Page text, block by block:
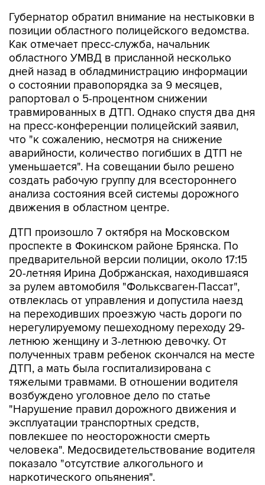
Губернатор обратил внимание на нестыковки в
позиции областного полицейского ведомства.
Как отмечает пресс-служба, начальник
областного УМВД в присланной несколько
дней назад в обладминистрацию информации
о состоянии правопорядка за 9 месяцев,
рапортовал о 5-процентном снижении
травмированных в ДТП. Однако спустя два дня
на пресс-конференции полицейский заявил,
что "к сожалению, несмотря на снижение
аварийности, количество погибших в ДТП не
уменьшается". На совещании было решено
создать рабочую группу для всестороннего
анализа состояния всей системы дорожного
движения в областном центре.
ДТП произошло 7 октября на Московском
проспекте в Фокинском районе Брянска. По
предварительной версии полиции, около 17:15
20-летняя Ирина Добржанская, находившаяся
за рулем автомобиля "Фольксваген-Пассат",
отвлеклась от управления и допустила наезд
на переходивших проезжую часть дороги по
нерегулируемому пешеходному переходу 29-
летнюю женщину и 3-летнюю девочку. От
полученных травм ребенок скончался на месте
ДТП, а мать была госпитализирована с
тяжелыми травмами. В отношении водителя
возбуждено уголовное дело по статье
"Нарушение правил дорожного движения и
эксплуатации транспортных средств,
повлекшее по неосторожности смерть
человека". Медосвидетельствование водителя
показало "отсутствие алкогольного и
наркотического опьянения".